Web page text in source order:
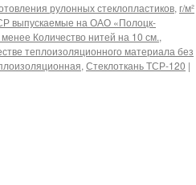
рулонных стеклопластиков, г/м²
выпускаемые на ОАО «Полоцк-
Количество нитей на 10 см.,
теплоизоляционного материала без
, Стеклоткань ТСР-120 |